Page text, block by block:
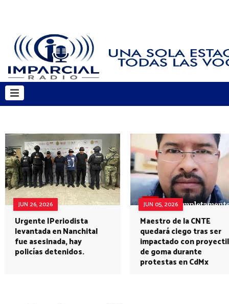
JUN 26, 2026
Urgente |Periodista
levantada en Nanchital
fue asesinada, hay
policías detenidos.
JUN 05, 2026
Maestro de la CNTE
quedará ciego tras ser
impactado con proyectil
de goma durante
protestas en CdMx